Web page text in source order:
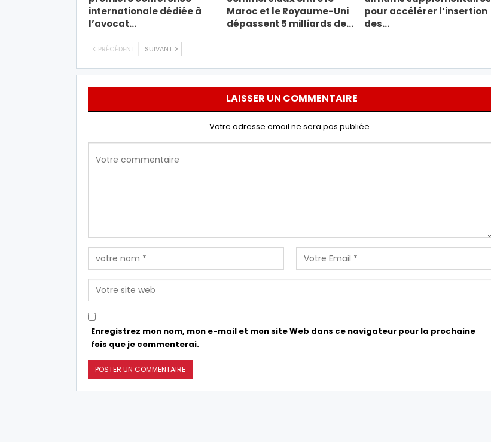
internationale dédiée à
l’avocat…
Maroc et le Royaume-Uni
dépassent 5 milliards de…
pour accélérer l’insertion
des…
PRÉCÉDENT SUIVANT
LAISSER UN COMMENTAIRE
Votre adresse email ne sera pas publiée.
Enregistrez mon nom, mon e-mail et mon site Web dans ce navigateur pour la prochaine
fois que je commenterai.